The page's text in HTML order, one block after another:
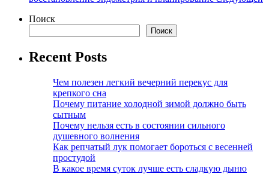
Поиск
Поиск
Recent Posts
Чем полезен легкий вечерний перекус для
крепкого сна
Почему питание холодной зимой должно быть
сытным
Почему нельзя есть в состоянии сильного
душевного волнения
Как репчатый лук помогает бороться с весенней
простудой
В какое время суток лучше есть сладкую дыню